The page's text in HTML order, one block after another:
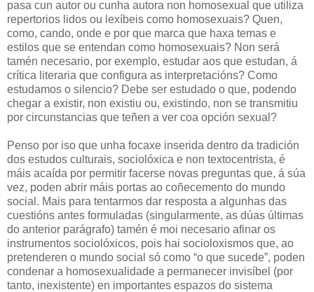
pasa cun autor ou cunha autora non homosexual que utiliza
repertorios lidos ou lexíbeis como homosexuais? Quen,
como, cando, onde e por que marca que haxa temas e
estilos que se entendan como homosexuais? Non será
tamén necesario, por exemplo, estudar aos que estudan, á
crítica literaria que configura as interpretacións? Como
estudamos o silencio? Debe ser estudado o que, podendo
chegar a existir, non existiu ou, existindo, non se transmitiu
por circunstancias que teñen a ver coa opción sexual?
Penso por iso que unha focaxe inserida dentro da tradición
dos estudos culturais, sociolóxica e non textocentrista, é
máis acaída por permitir facerse novas preguntas que, á súa
vez, poden abrir máis portas ao coñecemento do mundo
social. Mais para tentarmos dar resposta a algunhas das
cuestións antes formuladas (singularmente, as dúas últimas
do anterior parágrafo) tamén é moi necesario afinar os
instrumentos sociolóxicos, pois hai socioloxismos que, ao
pretenderen o mundo social só como “o que sucede”, poden
condenar a homosexualidade a permanecer invisíbel (por
tanto, inexistente) en importantes espazos do sistema